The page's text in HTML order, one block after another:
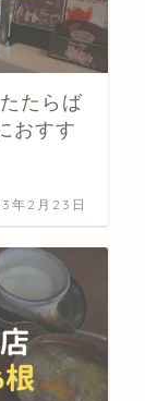
たらば
おすす
年2月23日